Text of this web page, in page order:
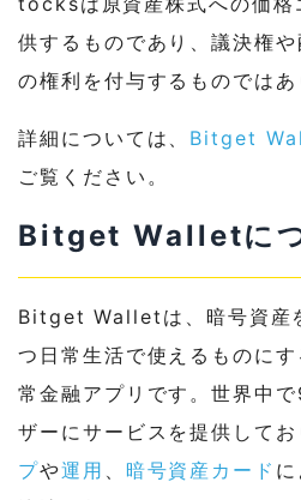
供するものであり、議決権
の権利を付与するものではあ
詳細については、 Bitget
ご覧ください。
Bitget Walletに
Bitget Walletは、暗号資産
つ日常生活で使えるものに
常金融アプリです。世界中
ザーにサービスを提供して
プや運用 、 暗号資産カード